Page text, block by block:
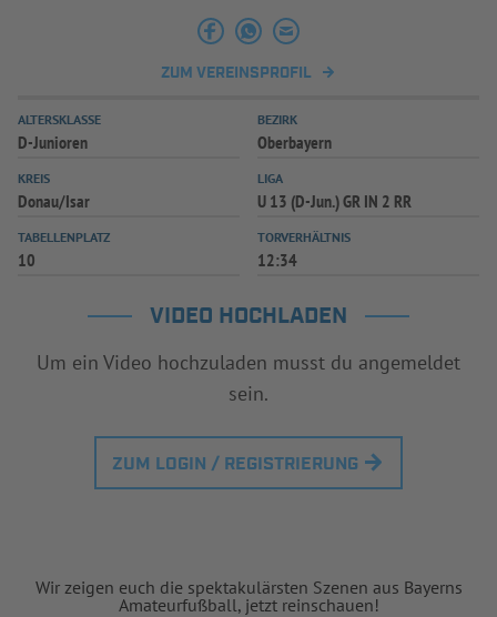
ZUM VEREINSPROFIL
ALTERSKLASSE
D-Junioren
BEZIRK
Oberbayern
KREIS
Donau/Isar
LIGA
U 13 (D-Jun.) GR IN 2 RR
TABELLENPLATZ
10
TORVERHÄLTNIS
12:34
VIDEO HOCHLADEN
Um ein Video hochzuladen musst du angemeldet
sein.
ZUM LOGIN / REGISTRIERUNG
Wir zeigen euch die spektakulärsten Szenen aus Bayerns
Amateurfußball, jetzt reinschauen!